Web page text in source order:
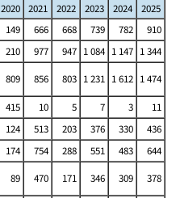
2020 2021 2022 2023 2024
2025
149 666 668 739 782
910
210 977 947 1 084 1 147 1 344
809 856 803 1 231 1 612 1 474
415 10 5 7 3
11
124 513 203 376 330
436
174 754 288 551 483
644
89 470 171 346 309
378